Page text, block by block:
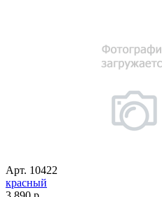
Арт. 10422
красный